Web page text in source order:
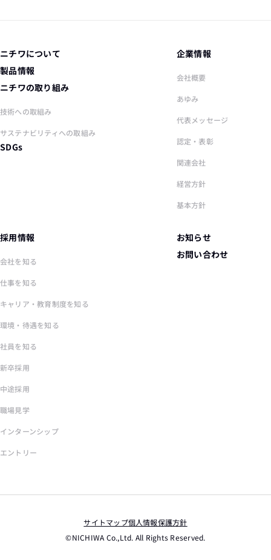
ニチワについて
製品情報
ニチワの取り組み
技術への取組み
サステナビリティへの取組み
SDGs
企業情報
会社概要
あゆみ
代表メッセージ
認定・表彰
関連会社
経営方針
基本方針
採用情報
会社を知る
仕事を知る
キャリア・教育制度を知る
環境・待遇を知る
社員を知る
新卒採用
中途採用
職場見学
インターンシップ
エントリー
お知らせ
お問い合わせ
©︎NICHIWA Co.,Ltd. All Rights Reserved.
サイトマップ個人情報保護方針